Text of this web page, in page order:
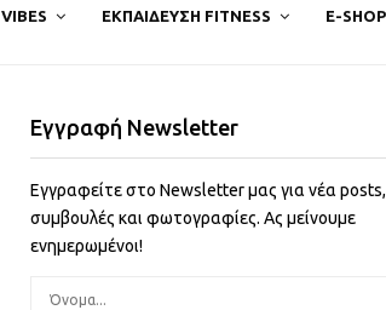
VIBES ΕΚΠΑΙΔΕΥΣΗ FITNESS E-SHOP
Εγγραφή Newsletter
Εγγραφείτε στο Newsletter μας για νέα posts,
συμβουλές και φωτογραφίες. Ας μείνουμε
ενημερωμένοι!